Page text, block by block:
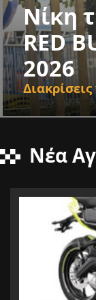
Νίκη
RED
2026
Νέα